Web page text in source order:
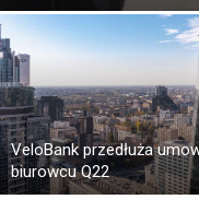
VeloBank przedłuża
biurowcu Q22